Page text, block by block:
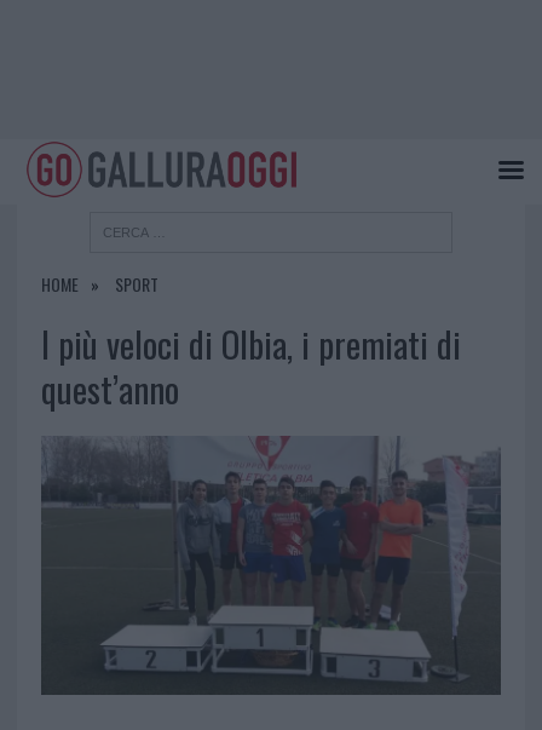
HOME SPORT
I più veloci di Olbia, i premiati di
quest’anno